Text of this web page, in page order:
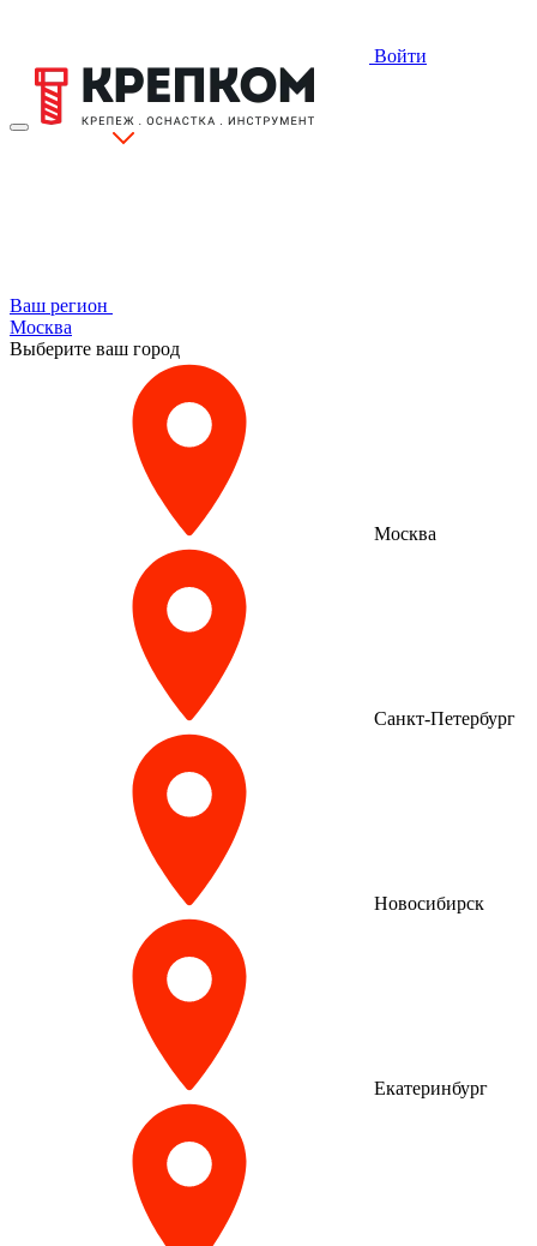
Войти
Ваш регион
Москва
Выберите ваш город
Москва
Санкт-Петербург
Новосибирск
Екатеринбург